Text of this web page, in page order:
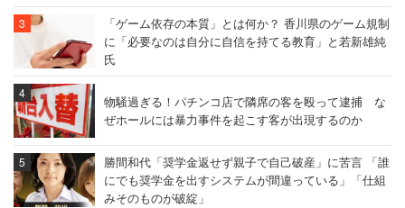
「ゲーム依存の本質」とは何か？ 香川県のゲーム規制
に「必要なのは自分に自信を持てる教育」と若新雄純
氏
物騒過ぎる！パチンコ店で隣席の客を殴って逮捕 な
ぜホールには暴力事件を起こす客が出現するのか
勝間和代「奨学金返せず親子で自己破産」に苦言 「誰
にでも奨学金を出すシステムが間違っている」「仕組
みそのものが破綻」